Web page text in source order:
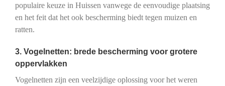
populaire keuze in Huissen vanwege de eenvoudige plaatsing
en het feit dat het ook bescherming biedt tegen muizen en
ratten.
3. Vogelnetten: brede bescherming voor grotere
oppervlakken
Vogelnetten zijn een veelzijdige oplossing voor het weren